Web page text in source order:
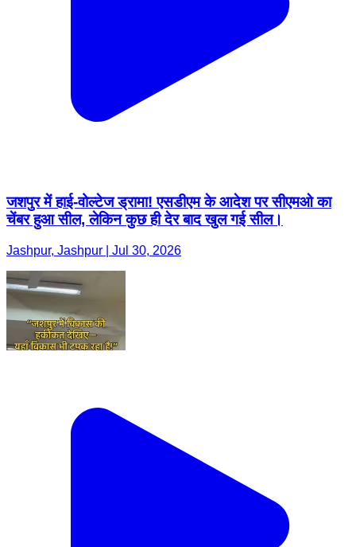
जशपुर में हाई-वोल्टेज ड्रामा! एसडीएम के आदेश पर सीएमओ का
चेंबर हुआ सील, लेकिन कुछ ही देर बाद खुल गई सील।
Jashpur, Jashpur | Jul 30, 2026